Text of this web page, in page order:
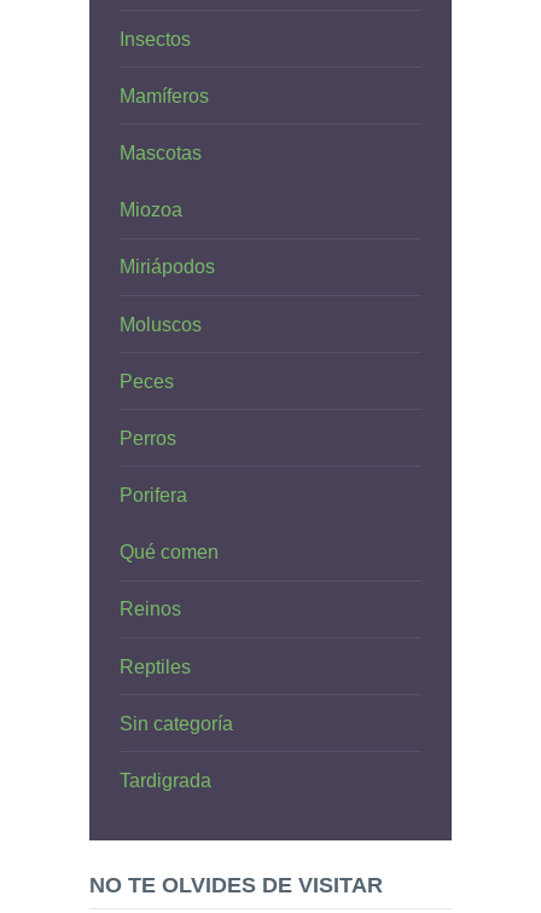
Insectos
Mamíferos
Mascotas
Miozoa
Miriápodos
Moluscos
Peces
Perros
Porifera
Qué comen
Reinos
Reptiles
Sin categoría
Tardigrada
NO TE OLVIDES DE VISITAR